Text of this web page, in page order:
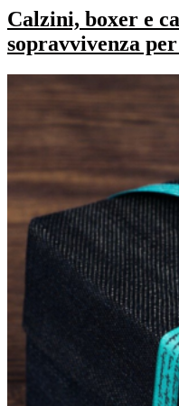
Calzini, boxer e
sopravvivenza